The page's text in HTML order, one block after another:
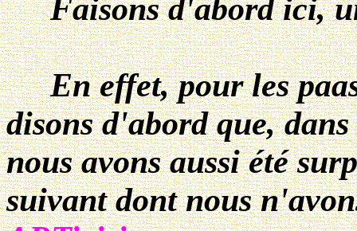
Faisons d'abord ici,
En effet, pour les
disons d'abord que,
nous avons aussi été
suivant dont nous